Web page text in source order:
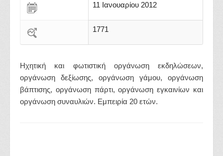
11 Ιανουαρίου 2012
1771
Ηχητική και φωτιστική οργάνωση εκδηλώσεων,
οργάνωση δεξίωσης, οργάνωση γάμου, οργάνωση
βάπτισης, οργάνωση πάρτι, οργάνωση εγκαινίων και
οργάνωση συναυλιών. Εμπειρία 20 ετών.